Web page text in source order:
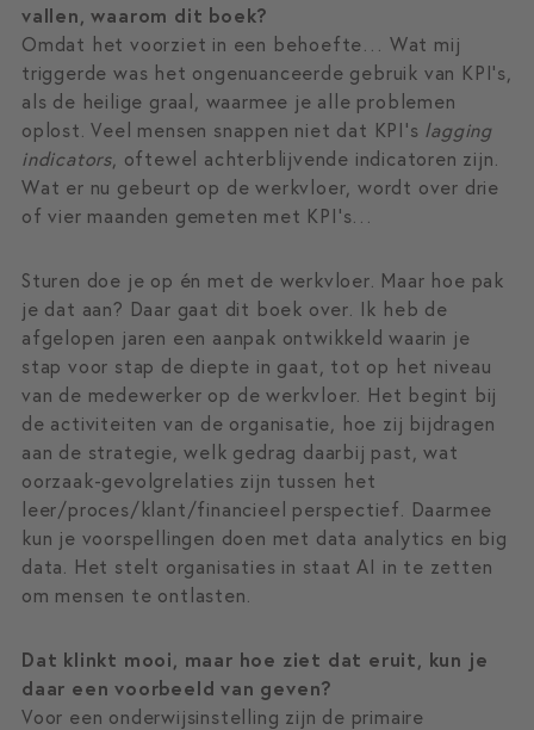
vallen, waarom dit boek?
Omdat het voorziet in een behoefte… Wat mij
triggerde was het ongenuanceerde gebruik van KPI’s,
als de heilige graal, waarmee je alle problemen
oplost. Veel mensen snappen niet dat KPI’s lagging
indicators, oftewel achterblijvende indicatoren zijn.
Wat er nu gebeurt op de werkvloer, wordt over drie
of vier maanden gemeten met KPI’s…
Sturen doe je op én met de werkvloer. Maar hoe pak
je dat aan? Daar gaat dit boek over. Ik heb de
afgelopen jaren een aanpak ontwikkeld waarin je
stap voor stap de diepte in gaat, tot op het niveau
van de medewerker op de werkvloer. Het begint bij
de activiteiten van de organisatie, hoe zij bijdragen
aan de strategie, welk gedrag daarbij past, wat
oorzaak-gevolgrelaties zijn tussen het
leer/proces/klant/financieel perspectief. Daarmee
kun je voorspellingen doen met data analytics en big
data. Het stelt organisaties in staat AI in te zetten
om mensen te ontlasten.
Dat klinkt mooi, maar hoe ziet dat eruit, kun je
daar een voorbeeld van geven?
Voor een onderwijsinstelling zijn de primaire